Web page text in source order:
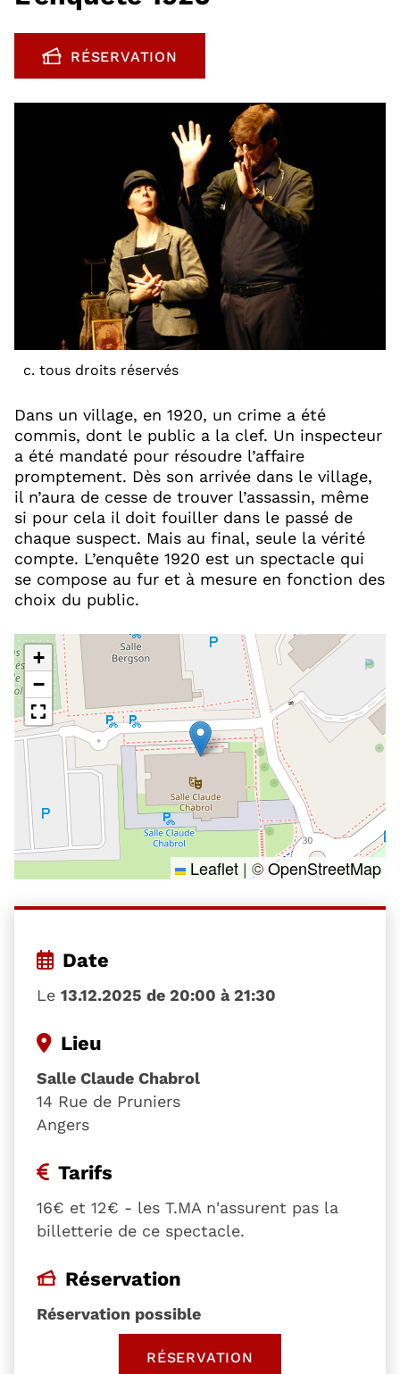
RÉSERVATION
, OUVRE UNE NOUVELLE FENÊTRE
c. tous droits réservés
Dans un village, en 1920, un crime a été
commis, dont le public a la clef. Un inspecteur
a été mandaté pour résoudre l’affaire
promptement. Dès son arrivée dans le village,
il n’aura de cesse de trouver l’assassin, même
si pour cela il doit fouiller dans le passé de
chaque suspect. Mais au final, seule la vérité
compte. L’enquête 1920 est un spectacle qui
se compose au fur et à mesure en fonction des
choix du public.
+
−
Leaflet | ©OpenStreetMap
Date
Le 13.12.2025 de 20:00 à 21:30
Lieu
Salle Claude Chabrol
14 Rue de Pruniers
Angers
Tarifs
16€ et 12€ - les T.MA n'assurent pas la
billetterie de ce spectacle.
Réservation
Réservation possible
RÉSERVATION, OUVRE UNE NOUVELLE